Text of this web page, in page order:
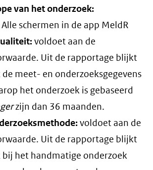
van het onderzoek:
Alle schermen in de app MeldR
voldoet aan de
. Uit de rapportage blijkt
de meet- en onderzoeksgegevens
het onderzoek is gebaseerd
zijn dan 36 maanden.
voldoet aan de
. Uit de rapportage blijkt
bij het handmatige onderzoek